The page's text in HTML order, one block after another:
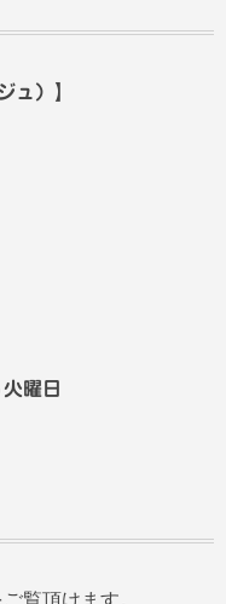
ュ） 】
曜日
覧頂けます。